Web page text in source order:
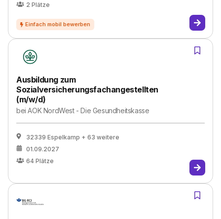
2 Plätze
Ausbildung zum
Sozialversicherungsfachangestellten
(m/w/d)
beiAOK NordWest - Die Gesundheitskasse
32339 Espelkamp + 63 weitere
01.09.2027
64 Plätze